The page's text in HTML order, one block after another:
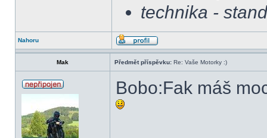
technika -
Nahoru
Mak Předmět příspěvku: Re: Vaše Motorky :)
Bobo:Fak máš